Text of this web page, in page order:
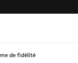
de fidélité